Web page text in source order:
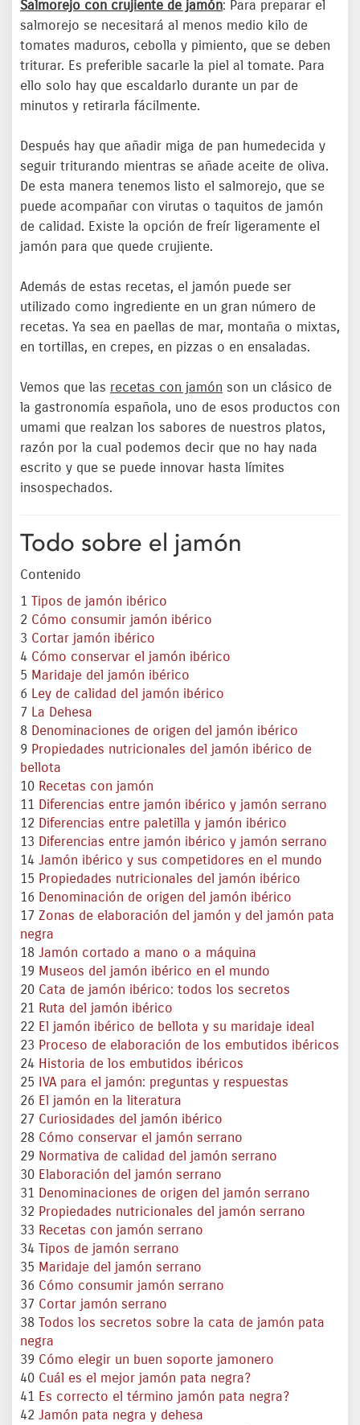
Salmorejo con crujiente de jamón: Para preparar el
salmorejo se necesitará al menos medio kilo de
tomates maduros, cebolla y pimiento, que se deben
triturar. Es preferible sacarle la piel al tomate. Para
ello solo hay que escaldarlo durante un par de
minutos y retirarla fácilmente.
Después hay que añadir miga de pan humedecida y
seguir triturando mientras se añade aceite de oliva.
De esta manera tenemos listo el salmorejo, que se
puede acompañar con virutas o taquitos de jamón
de calidad. Existe la opción de freír ligeramente el
jamón para que quede crujiente.
Además de estas recetas, el jamón puede ser
utilizado como ingrediente en un gran número de
recetas. Ya sea en paellas de mar, montaña o mixtas,
en tortillas, en crepes, en pizzas o en ensaladas.
Vemos que las recetas con jamón son un clásico de
la gastronomía española, uno de esos productos con
umami que realzan los sabores de nuestros platos,
razón por la cual podemos decir que no hay nada
escrito y que se puede innovar hasta límites
insospechados.
Todo sobre el jamón
Contenido
1 Tipos de jamón ibérico
2 Cómo consumir jamón ibérico
3 Cortar jamón ibérico
4 Cómo conservar el jamón ibérico
5 Maridaje del jamón ibérico
6 Ley de calidad del jamón ibérico
7 La Dehesa
8 Denominaciones de origen del jamón ibérico
9 Propiedades nutricionales del jamón ibérico de
bellota
10 Recetas con jamón
11 Diferencias entre jamón ibérico y jamón serrano
12 Diferencias entre paletilla y jamón ibérico
13 Diferencias entre jamón ibérico y jamón serrano
14 Jamón ibérico y sus competidores en el mundo
15 Propiedades nutricionales del jamón ibérico
16 Denominación de origen del jamón ibérico
17 Zonas de elaboración del jamón y del jamón pata
negra
18 Jamón cortado a mano o a máquina
19 Museos del jamón ibérico en el mundo
20 Cata de jamón ibérico: todos los secretos
21 Ruta del jamón ibérico
22 El jamón ibérico de bellota y su maridaje ideal
23 Proceso de elaboración de los embutidos ibéricos
24 Historia de los embutidos ibéricos
25 IVA para el jamón: preguntas y respuestas
26 El jamón en la literatura
27 Curiosidades del jamón ibérico
28 Cómo conservar el jamón serrano
29 Normativa de calidad del jamón serrano
30 Elaboración del jamón serrano
31 Denominaciones de origen del jamón serrano
32 Propiedades nutricionales del jamón serrano
33 Recetas con jamón serrano
34 Tipos de jamón serrano
35 Maridaje del jamón serrano
36 Cómo consumir jamón serrano
37 Cortar jamón serrano
38 Todos los secretos sobre la cata de jamón pata
negra
39 Cómo elegir un buen soporte jamonero
40 Cuál es el mejor jamón pata negra?
41 Es correcto el término jamón pata negra?
42 Jamón pata negra y dehesa